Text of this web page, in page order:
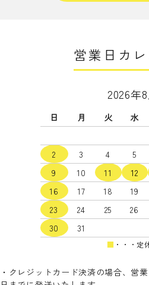
カテゴリー
営業日カ
2026年8
日 月 火 水
2
3 4 5
9
10 11 12
16
17 18 19
23
24 25 26
30
31
■ ・・・定
・クレジットカード決済の場合、営